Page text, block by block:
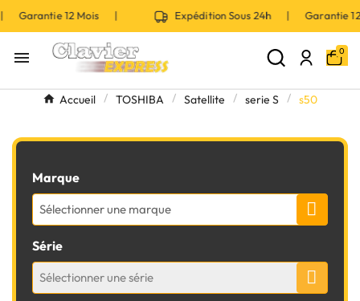
Garantie 12 Mois | Expédition Sous 24h | Garantie
 0
Accueil TOSHIBA Satellite serie S s50
Marque
Sélectionner une marque
Série
Sélectionner une série